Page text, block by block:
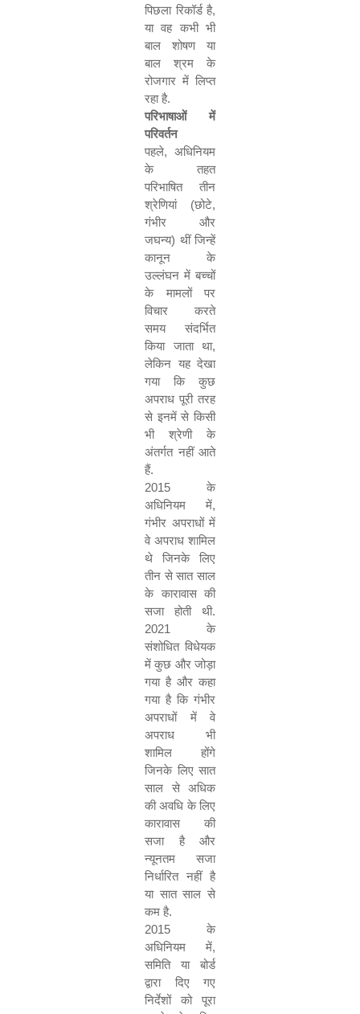
पिछला रिकॉर्ड है,
या वह कभी भी
बाल शोषण या
बाल श्रम के
रोजगार में लिप्त
रहा है.
परिभाषाओं में
परिवर्तन
पहले, अधिनियम
के तहत
परिभाषित तीन
श्रेणियां (छोटे,
गंभीर और
जघन्य) थीं जिन्हें
कानून के
उल्लंघन में बच्चों
के मामलों पर
विचार करते
समय संदर्भित
किया जाता था,
लेकिन यह देखा
गया कि कुछ
अपराध पूरी तरह
से इनमें से किसी
भी श्रेणी के
अंतर्गत नहीं आते
हैं.
2015 के
अधिनियम में,
गंभीर अपराधों में
वे अपराध शामिल
थे जिनके लिए
तीन से सात साल
के कारावास की
सजा होती थी.
2021
के
संशोधित विधेयक
में कुछ और जोड़ा
गया है और कहा
गया है कि गंभीर
अपराधों में वे
अपराध भी
शामिल होंगे
जिनके लिए सात
साल से अधिक
की अवधि के लिए
कारावास की
सजा है और
न्यूनतम सजा
निर्धारित नहीं है
या सात साल से
कम है.
2015 के
अधिनियम में,
समिति या बोर्ड
द्वारा दिए गए
निर्देशों को पूरा